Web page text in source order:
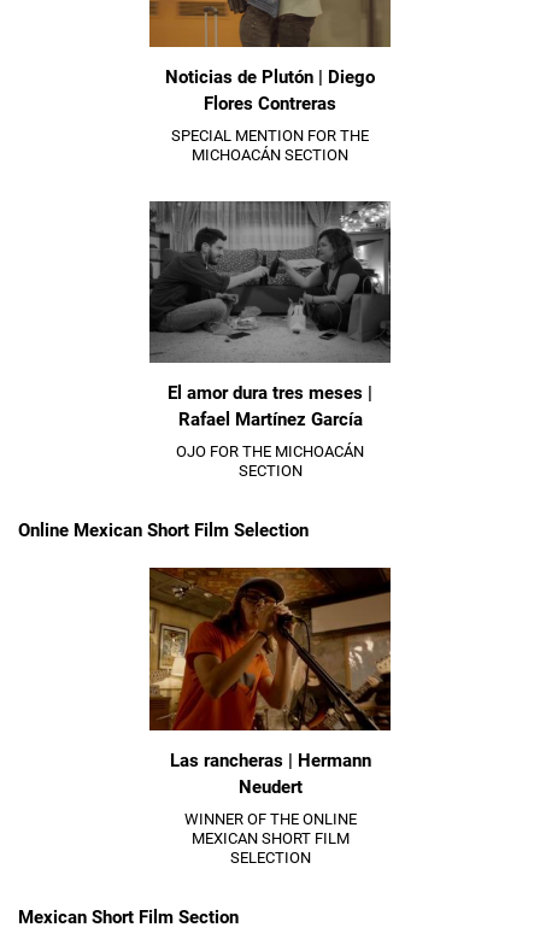
Noticias de Plutón | Diego
Flores Contreras
SPECIAL MENTION FOR THE
MICHOACÁN SECTION
El amor dura tres meses |
Rafael Martínez García
OJO FOR THE MICHOACÁN
SECTION
Online Mexican Short Film Selection
Las rancheras | Hermann
Neudert
WINNER OF THE ONLINE
MEXICAN SHORT FILM
SELECTION
Mexican Short Film Section